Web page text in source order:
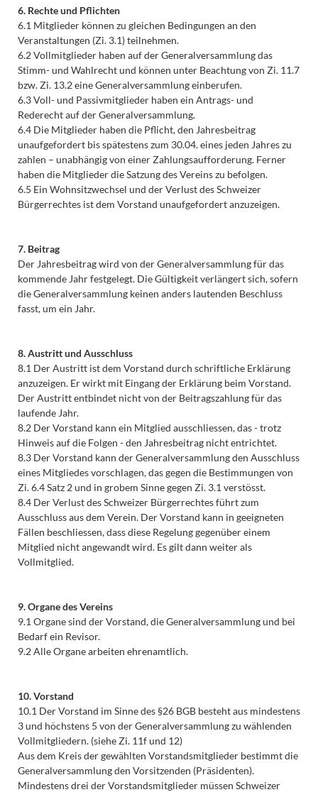
6. Rechte und Pflichten
6.1 Mitglieder können zu gleichen Bedingungen an den
Veranstaltungen (Zi. 3.1) teilnehmen.
6.2 Vollmitglieder haben auf der Generalversammlung das
Stimm- und Wahlrecht und können unter Beachtung von Zi. 11.7
bzw. Zi. 13.2 eine Generalversammlung einberufen.
6.3 Voll- und Passivmitglieder haben ein Antrags- und
Rederecht auf der Generalversammlung.
6.4 Die Mitglieder haben die Pflicht, den Jahresbeitrag
unaufgefordert bis spätestens zum 30.04. eines jeden Jahres zu
zahlen – unabhängig von einer Zahlungsaufforderung. Ferner
haben die Mitglieder die Satzung des Vereins zu befolgen.
6.5 Ein Wohnsitzwechsel und der Verlust des Schweizer
Bürgerrechtes ist dem Vorstand unaufgefordert anzuzeigen.
7. Beitrag
Der Jahresbeitrag wird von der Generalversammlung für das
kommende Jahr festgelegt. Die Gültigkeit verlängert sich, sofern
die Generalversammlung keinen anders lautenden Beschluss
fasst, um ein Jahr.
8. Austritt und Ausschluss
8.1 Der Austritt ist dem Vorstand durch schriftliche Erklärung
anzuzeigen. Er wirkt mit Eingang der Erklärung beim Vorstand.
Der Austritt entbindet nicht von der Beitragszahlung für das
laufende Jahr.
8.2 Der Vorstand kann ein Mitglied ausschliessen, das - trotz
Hinweis auf die Folgen - den Jahresbeitrag nicht entrichtet.
8.3 Der Vorstand kann der Generalversammlung den Ausschluss
eines Mitgliedes vorschlagen, das gegen die Bestimmungen von
Zi. 6.4 Satz 2 und in grobem Sinne gegen Zi. 3.1 verstösst.
8.4 Der Verlust des Schweizer Bürgerrechtes führt zum
Ausschluss aus dem Verein. Der Vorstand kann in geeigneten
Fällen beschliessen, dass diese Regelung gegenüber einem
Mitglied nicht angewandt wird. Es gilt dann weiter als
Vollmitglied.
9. Organe des Vereins
9.1 Organe sind der Vorstand, die Generalversammlung und bei
Bedarf ein Revisor.
9.2 Alle Organe arbeiten ehrenamtlich.
10. Vorstand
10.1 Der Vorstand im Sinne des §26 BGB besteht aus mindestens
3 und höchstens 5 von der Generalversammlung zu wählenden
Vollmitgliedern. (siehe Zi. 11f und 12)
Aus dem Kreis der gewählten Vorstandsmitglieder bestimmt die
Generalversammlung den Vorsitzenden (Präsidenten).
Mindestens drei der Vorstandsmitglieder müssen Schweizer